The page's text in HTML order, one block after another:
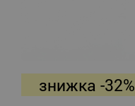
знижка -32%